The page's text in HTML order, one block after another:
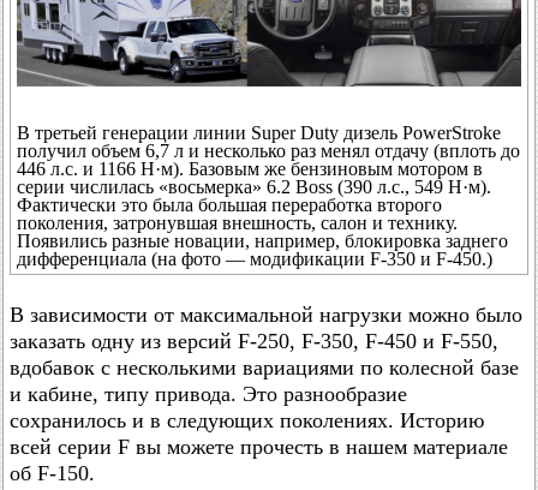
В третьей генерации линии Super Duty дизель PowerStroke
получил объем 6,7 л и несколько раз менял отдачу (вплоть до
446 л.с. и 1166 Н·м). Базовым же бензиновым мотором в
серии числилась «восьмерка» 6.2 Boss (390 л.с., 549 Н·м).
Фактически это была большая переработка второго
поколения, затронувшая внешность, салон и технику.
Появились разные новации, например, блокировка заднего
дифференциала (на фото — модификации F-350 и F-450.)
В зависимости от максимальной нагрузки можно было
заказать одну из версий F-250, F-350, F-450 и F-550,
вдобавок с несколькими вариациями по колесной базе
и кабине, типу привода. Это разнообразие
сохранилось и в следующих поколениях. Историю
всей серии F вы можете прочесть в нашем материале
об F-150.